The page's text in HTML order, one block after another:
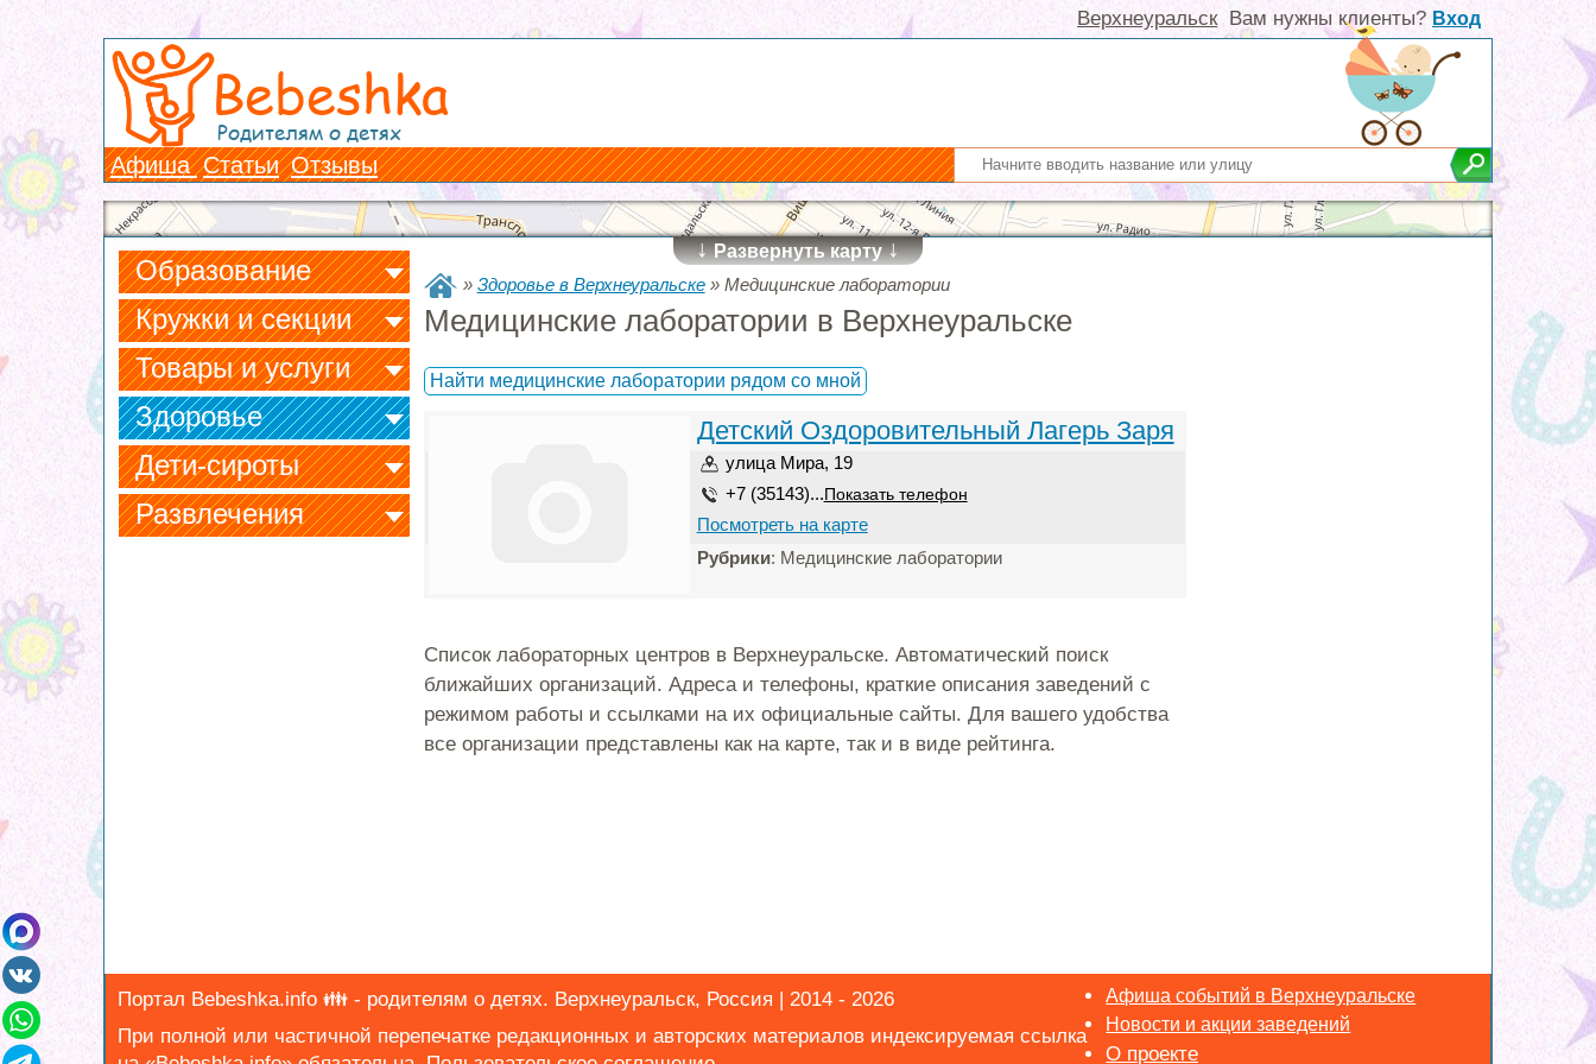
Вам нужны клиенты? Вход
Верхнеуральск
Bebeshka
Родителям о детях
Афиша Статьи Отзывы
↓Развернуть карту↓
Образование
Кружки и секции
Товары и услуги
Здоровье
Дети-сироты
Развлечения
» Здоровье в Верхнеуральске» Медицинские лаборатории
Медицинские лаборатории в Верхнеуральске
Найти медицинские лаборатории рядом со мной
Детский Оздоровительный Лагерь Заря
улица Мира, 19
+7 (35143)... Показать телефон
Посмотреть на карте
Рубрики: Медицинские лаборатории
Список лабораторных центров в Верхнеуральске. Автоматический поиск
ближайших организаций. Адреса и телефоны, краткие описания заведений с
режимом работы и ссылками на их официальные сайты. Для вашего удобства
все организации представлены как на карте, так и в виде рейтинга.
Портал Bebeshka.info 👪 - родителям о детях. Верхнеуральск, Россия | 2014 - 2026
При полной или частичной перепечатке редакционных и авторских материалов индексируемая ссылка
Афиша событий в Верхнеуральске
Новости и акции заведений